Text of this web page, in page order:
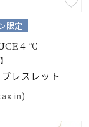
限定
４℃
レスレット
in)